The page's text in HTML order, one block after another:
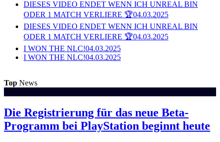
DIESES VIDEO ENDET WENN ICH UNREAL BIN
ODER 1 MATCH VERLIERE 🏆04.03.2025
DIESES VIDEO ENDET WENN ICH UNREAL BIN
ODER 1 MATCH VERLIERE 🏆04.03.2025
I WON THE NLC!04.03.2025
I WON THE NLC!04.03.2025
Top News
Die Registrierung für das neue Beta-
Programm bei PlayStation beginnt heute